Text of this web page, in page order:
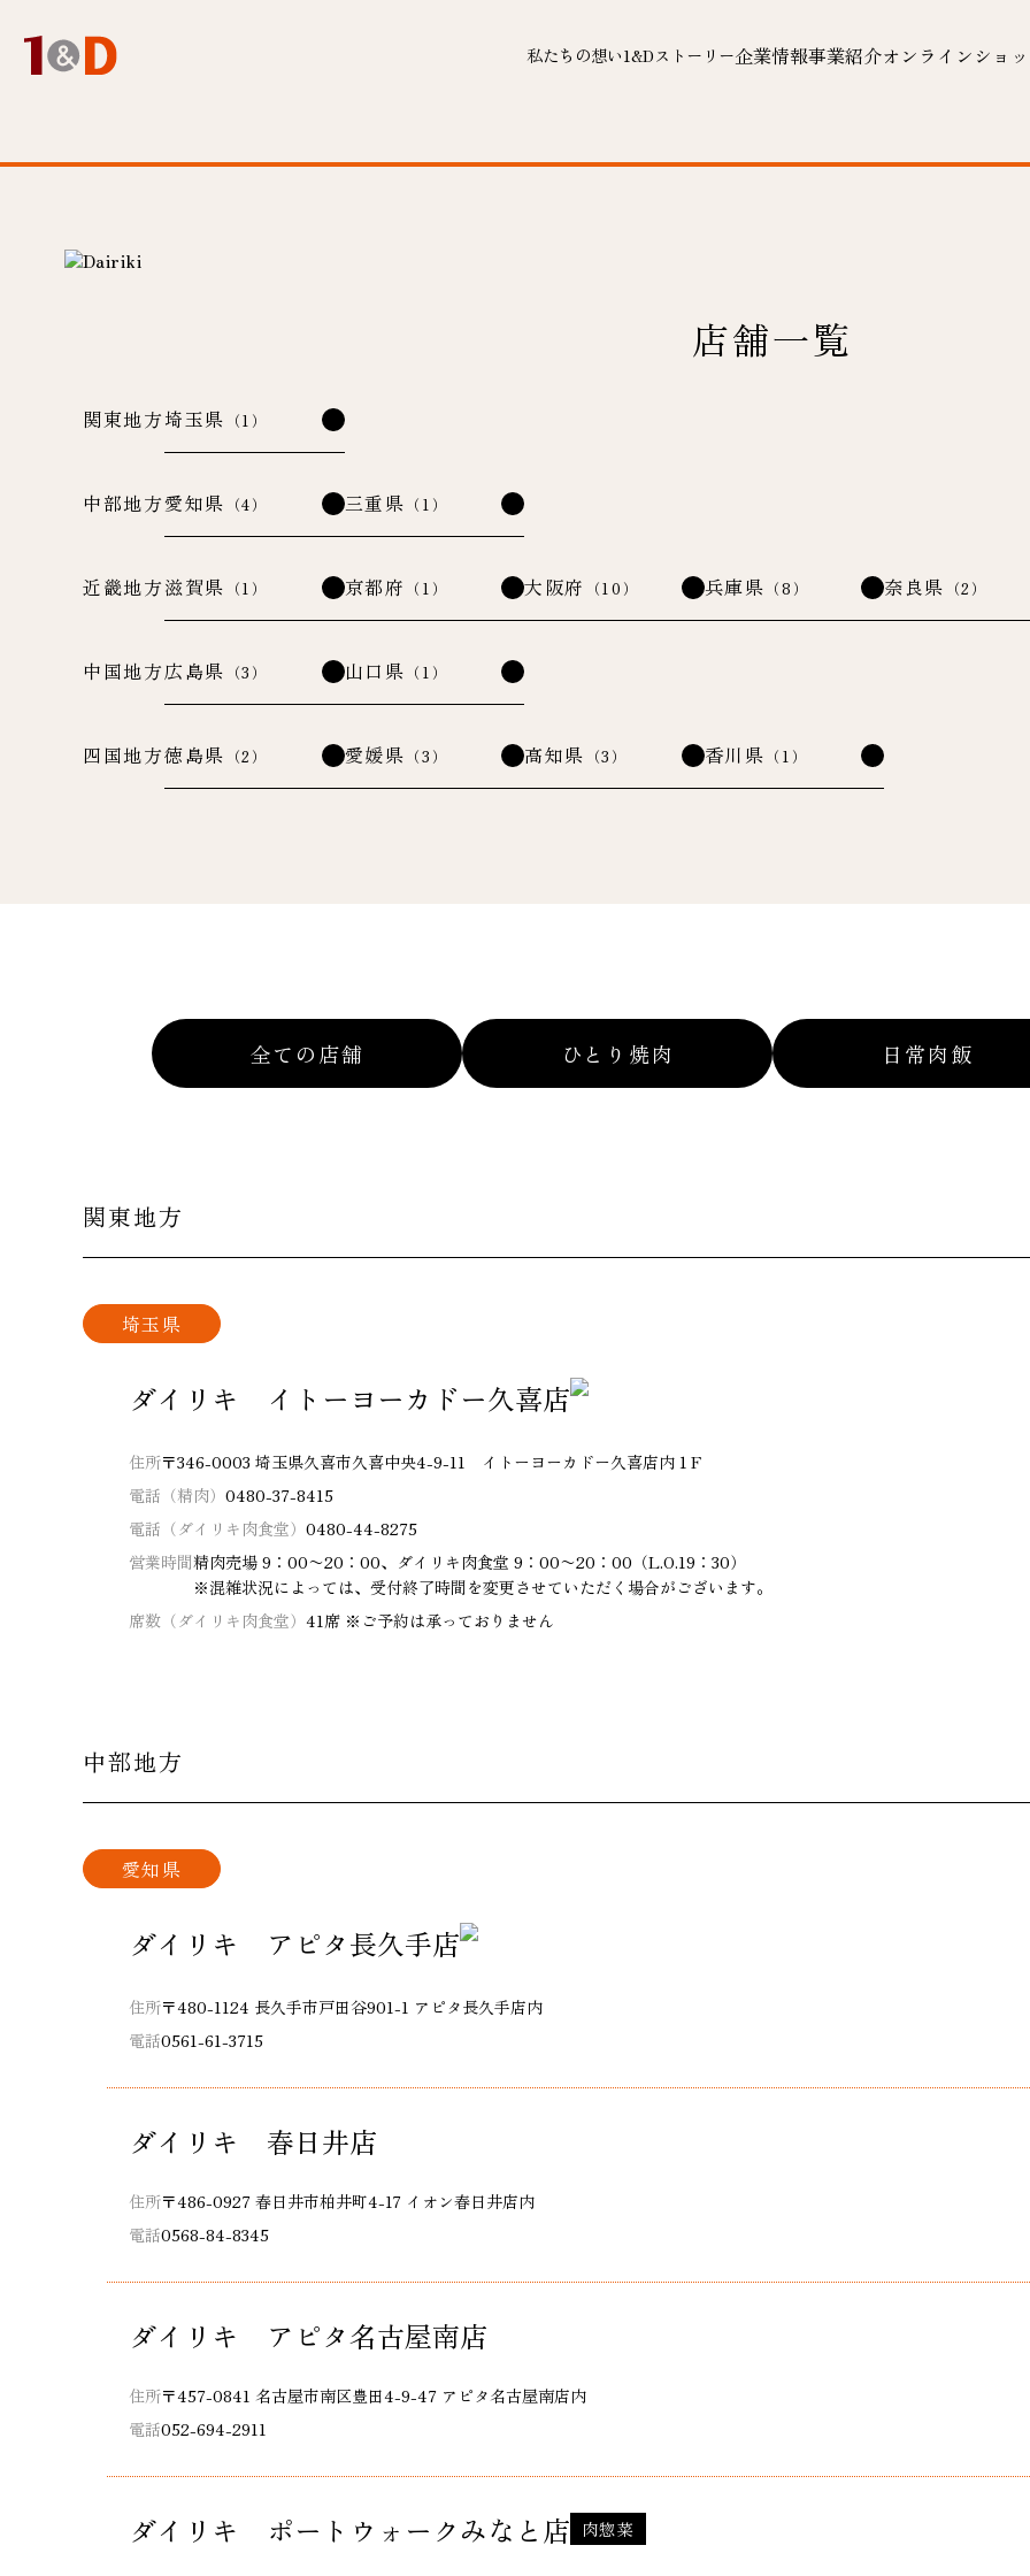
私たちの想い1&Dストーリー企業情報事業紹介オンラインショ
店舗一覧
関東地方埼玉県 （1）
中部地方愛知県 （4） 三重県 （1）
近畿地方滋賀県 （1） 京都府 （1） 大阪府 （10） 兵庫県 （8） 奈良県 （2）
中国地方広島県 （3） 山口県 （1）
四国地方徳島県 （2） 愛媛県 （3） 高知県 （3） 香川県 （1）
全ての店舗 ひとり焼肉 日常肉飯
関東地方
埼玉県
ダイリキ イトーヨーカドー久喜店
住所〒346-0003 埼玉県久喜市久喜中央4-9-11 イトーヨーカドー久喜店内１F
電話（精肉） 0480-37-8415
電話（ダイリキ肉食堂） 0480-44-8275
営業時間精肉売場 9：00〜20：00、ダイリキ肉食堂 9：00〜20：00（L.O.19：30）
※混雑状況によっては、受付終了時間を変更させていただく場合がございます。
席数（ダイリキ肉食堂） 41席 ※ご予約は承っておりません
中部地方
愛知県
ダイリキ アピタ長久手店
住所〒480-1124 長久手市戸田谷901-1 アピタ長久手店内
電話0561-61-3715
ダイリキ 春日井店
住所〒486-0927 春日井市柏井町4-17 イオン春日井店内
電話0568-84-8345
ダイリキ アピタ名古屋南店
住所〒457-0841 名古屋市南区豊田4-9-47 アピタ名古屋南店内
電話052-694-2911
ダイリキ ポートウォークみなと店 肉惣菜